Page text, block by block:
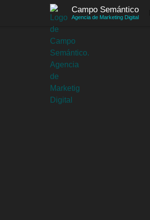
Campo Semántico
Agencia de Marketing Digital